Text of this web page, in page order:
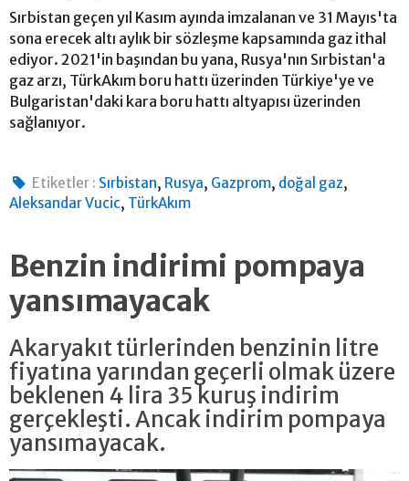
Sırbistan geçen yıl Kasım ayında imzalanan ve 31 Mayıs'ta
sona erecek altı aylık bir sözleşme kapsamında gaz ithal
ediyor. 2021'in başından bu yana, Rusya'nın Sırbistan'a
gaz arzı, TürkAkım boru hattı üzerinden Türkiye'ye ve
Bulgaristan'daki kara boru hattı altyapısı üzerinden
sağlanıyor.
Etiketler : Sırbistan, Rusya, Gazprom, doğal gaz,
Aleksandar Vucic, TürkAkım
Benzin indirimi pompaya
yansımayacak
Akaryakıt türlerinden benzinin litre
fiyatına yarından geçerli olmak üzere
beklenen 4 lira 35 kuruş indirim
gerçekleşti. Ancak indirim pompaya
yansımayacak.